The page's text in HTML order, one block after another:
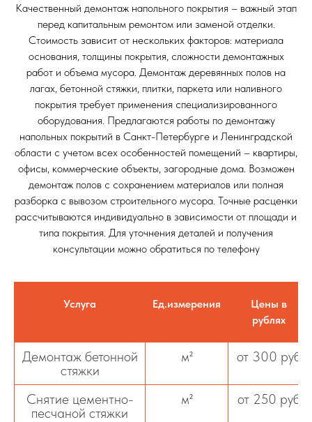
Качественный демонтаж напольного покрытия – важный этап
перед капитальным ремонтом или заменой отделки.
Стоимость зависит от нескольких факторов: материала
основания, толщины покрытия, сложности демонтажных
работ и объема мусора. Демонтаж деревянных полов на
лагах, бетонной стяжки, плитки, паркета или наливного
покрытия требует применения специализированного
оборудования. Предлагаются работы по демонтажу
напольных покрытий в Санкт-Петербурге и Ленинградской
области с учетом всех особенностей помещений – квартиры,
офисы, коммерческие объекты, загородные дома. Возможен
демонтаж полов с сохранением материалов или полная
разборка с вывозом строительного мусора. Точные расценки
рассчитываются индивидуально в зависимости от площади и
типа покрытия. Для уточнения деталей и получения
консультации можно обратиться по телефону
Услуга Ед.измерения
Цены в
рублях
Демонтаж бетонной
стяжки
м² от 300 руб
Снятие цементно-
песчаной стяжки
м² от 250 руб